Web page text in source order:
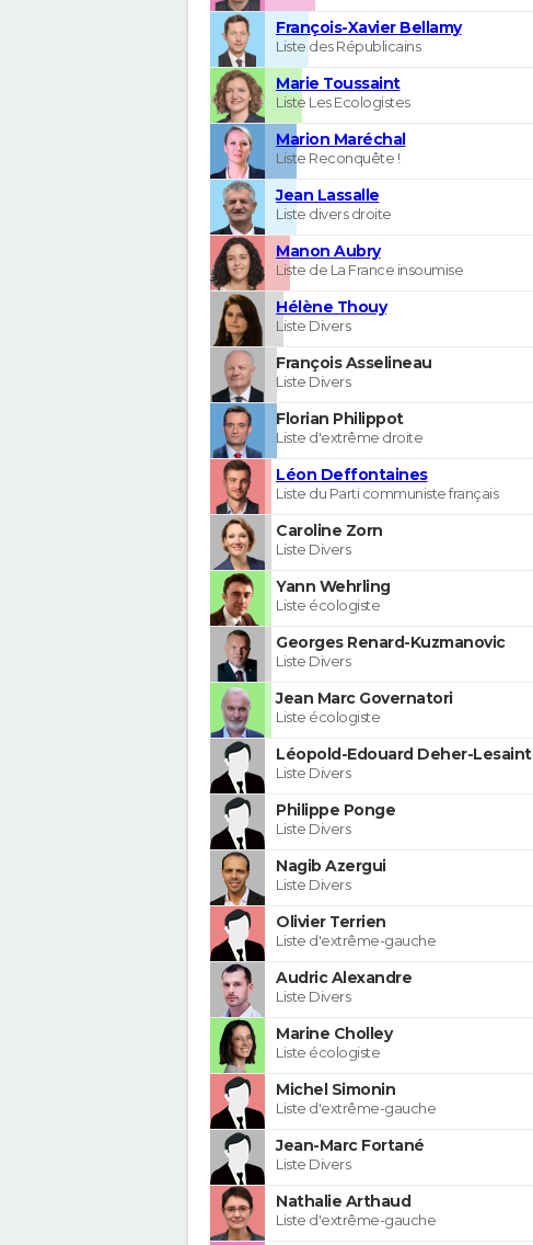
François-Xavier Bellamy
Liste des Républicains
Marie Toussaint
Liste Les Ecologistes
Marion Maréchal
Liste Reconquête !
Jean Lassalle
Liste divers droite
Manon Aubry
Liste de La France insoumise
Hélène Thouy
Liste Divers
François Asselineau
Liste Divers
Florian Philippot
Liste d'extrême droite
Léon Deffontaines
Liste du Parti communiste français
Caroline Zorn
Liste Divers
Yann Wehrling
Liste écologiste
Georges Renard-Kuzmanovic
Liste Divers
Jean Marc Governatori
Liste écologiste
Léopold-Edouard Deher-Lesaint
Liste Divers
Philippe Ponge
Liste Divers
Nagib Azergui
Liste Divers
Olivier Terrien
Liste d'extrême-gauche
Audric Alexandre
Liste Divers
Marine Cholley
Liste écologiste
Michel Simonin
Liste d'extrême-gauche
Jean-Marc Fortané
Liste Divers
Nathalie Arthaud
Liste d'extrême-gauche